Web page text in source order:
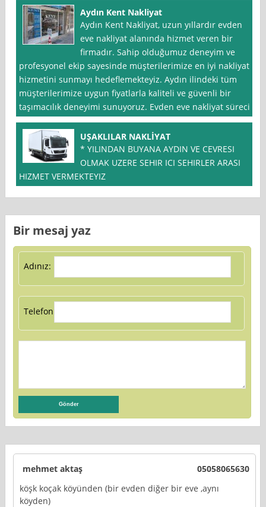
Aydın Kent Nakliyat
Aydın Kent Nakliyat, uzun yıllardır evden
eve nakliyat alanında hizmet veren bir
firmadır. Sahip olduğumuz deneyim ve
profesyonel ekip sayesinde müşterilerimize en iyi nakliyat
hizmetini sunmayı hedeflemekteyiz. Aydın ilindeki tüm
müşterilerimize uygun fiyatlarla kaliteli ve güvenli bir
taşımacılık deneyimi sunuyoruz. Evden eve nakliyat süreci
UŞAKLILAR NAKLİYAT
* YILINDAN BUYANA AYDIN VE CEVRESI
OLMAK UZERE SEHIR ICI SEHIRLER ARASI
HIZMET VERMEKTEYIZ
Bir mesaj yaz
Adınız:
Telefon:
mehmet aktaş
05058065630
köşk koçak köyünden (bir evden diğer bir eve ,aynı
köyden)